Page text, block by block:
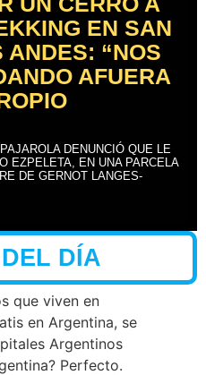
EN SAN
ANDES: “NOS
AFUERA
DENUNCIÓ QUE LE
EZPELETA, EN UNA PARCELA
DE GERNOT LANGES-
DÍA
que viven en
en Argentina, se
Argentinos
Perfecto.